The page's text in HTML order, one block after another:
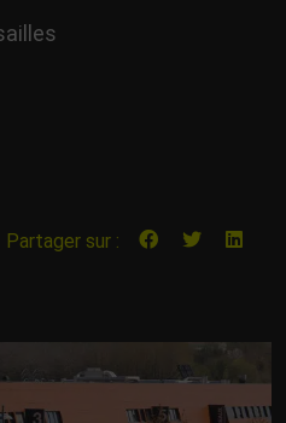
Partager sur :